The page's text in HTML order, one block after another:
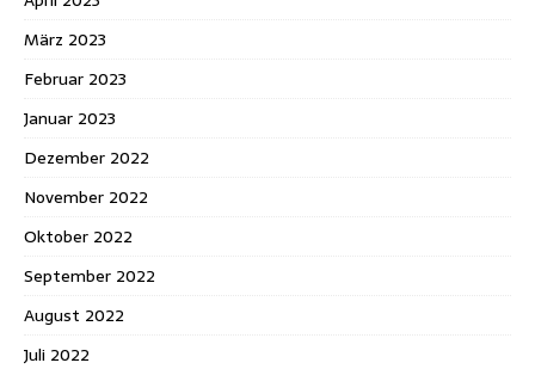
März 2023
Februar 2023
Januar 2023
Dezember 2022
November 2022
Oktober 2022
September 2022
August 2022
Juli 2022